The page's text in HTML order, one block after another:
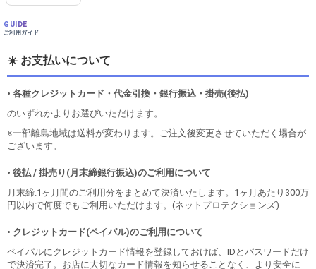
GUIDE
ご利用ガイド
☀️ お支払いについて
• 各種クレジットカード・代金引換・銀行振込・掛売(後払)
のいずれかよりお選びいただけます。
※一部離島地域は送料が変わります。ご注文後変更させていただく場合が
ございます。
• 後払 / 掛売り(月末締銀行振込)のご利用について
月末締.1ヶ月間のご利用分をまとめて決済いたします。1ヶ月あたり300万
円以内で何度でもご利用いただけます。(ネットプロテクションズ)
• クレジットカード(ペイパル)のご利用について
ペイパルにクレジットカード情報を登録しておけば、IDとパスワードだけ
で決済完了。お店に大切なカード情報を知らせることなく、より安全に